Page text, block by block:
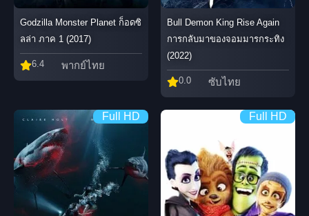
Godzilla Monster Planet ก็อดซิ
ลล่า ภาค 1 (2017)
6.4 พากย์ไทย
Bull Demon King Rise Again
การกลับมาของจอมมารกระทิง
(2022)
0.0 ซับไทย
Full HD Full HD